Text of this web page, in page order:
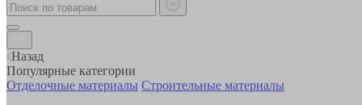
Назад
Популярные категории
Отделочные материалы Строительные материалы